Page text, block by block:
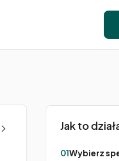
Jak to
01Wybierz